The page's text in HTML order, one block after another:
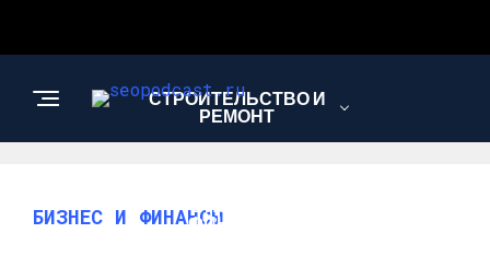
СТРОИТЕЛЬСТВО И
РЕМОНТ
БИЗНЕС И
ФИНАНСЫ
БИЗНЕС И ФИНАНСЫ